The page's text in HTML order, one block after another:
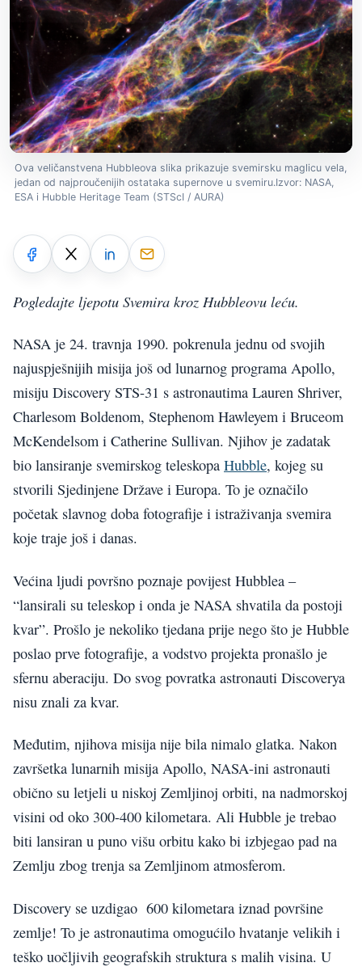
Ova veličanstvena Hubbleova slika prikazuje svemirsku maglicu vela,
jedan od najproučenijih ostataka supernove u svemiru.Izvor: NASA,
ESA i Hubble Heritage Team (STScI / AURA)
Pogledajte ljepotu Svemira kroz Hubbleovu leću.
NASA je 24. travnja 1990. pokrenula jednu od svojih
najuspješnijih misija još od lunarnog programa Apollo,
misiju Discovery STS-31 s astronautima Lauren Shriver,
Charlesom Boldenom, Stephenom Hawleyem i Bruceom
McKendelsom i Catherine Sullivan. Njihov je zadatak
bio lansiranje svemirskog teleskopa Hubble, kojeg su
stvorili Sjedinjene Države i Europa. To je označilo
početak slavnog doba fotografije i istraživanja svemira
koje traje još i danas.
Većina ljudi površno poznaje povijest Hubblea –
“lansirali su teleskop i onda je NASA shvatila da postoji
kvar”. Prošlo je nekoliko tjedana prije nego što je Hubble
poslao prve fotografije, a vodstvo projekta pronašlo je
sfernu aberaciju. Do svog povratka astronauti Discoverya
nisu znali za kvar.
Međutim, njihova misija nije bila nimalo glatka. Nakon
završetka lunarnih misija Apollo, NASA-ini astronauti
obično su letjeli u niskoj Zemljinoj orbiti, na nadmorskoj
visini od oko 300-400 kilometara. Ali Hubble je trebao
biti lansiran u puno višu orbitu kako bi izbjegao pad na
Zemlju zbog trenja sa Zemljinom atmosferom.
Discovery se uzdigao 600 kilometara iznad površine
zemlje! To je astronautima omogućilo hvatanje velikih i
teško uočljivih geografskih struktura s malih visina. U